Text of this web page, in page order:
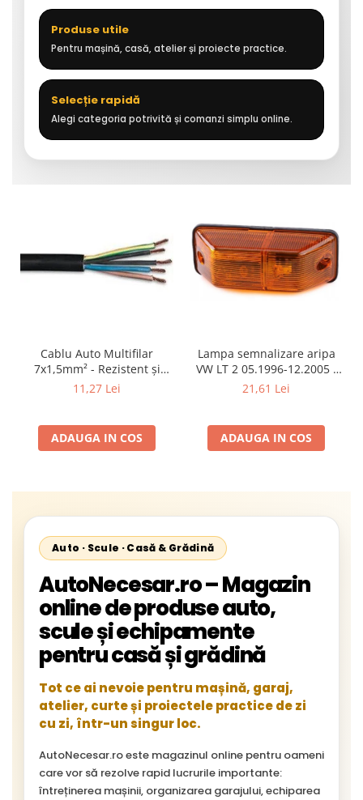
Produse utile
Pentru mașină, casă, atelier și proiecte practice.
Selecție rapidă
Alegi categoria potrivită și comanzi simplu online.
Cablu Auto Multifilar
7x1,5mm² - Rezistent și
Flexibil pentru Remorci 12V-
11,27 Lei
ADAUGA IN COS
Lampa semnalizare aripa
VW LT 2 05.1996-12.2005 ;
Mercedes Sprinter 1995-
Neoplan Euroliner,
Starliner,Centroliner,
21,61 Lei
ADAUGA IN COS
Auto · Scule · Casă & Grădină
AutoNecesar.ro – Magazin
online de produse auto,
scule și echipamente
pentru casă și grădină
Tot ce ai nevoie pentru mașină, garaj,
atelier, curte și proiectele practice de zi
cu zi, într-un singur loc.
AutoNecesar.ro este magazinul online pentru oameni
care vor să rezolve rapid lucrurile importante:
întreținerea mașinii, organizarea garajului, echiparea